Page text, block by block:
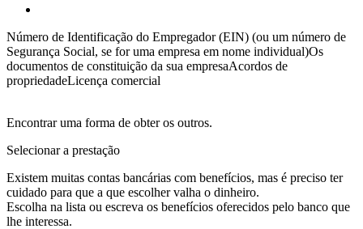
Número de Identificação do Empregador (EIN) (ou um número de
Segurança Social, se for uma empresa em nome individual)Os
documentos de constituição da sua empresaAcordos de
propriedadeLicença comercial
Encontrar uma forma de obter os outros.
Selecionar a prestação
Existem muitas contas bancárias com benefícios, mas é preciso ter
cuidado para que a que escolher valha o dinheiro.
Escolha na lista ou escreva os benefícios oferecidos pelo banco que
lhe interessa.